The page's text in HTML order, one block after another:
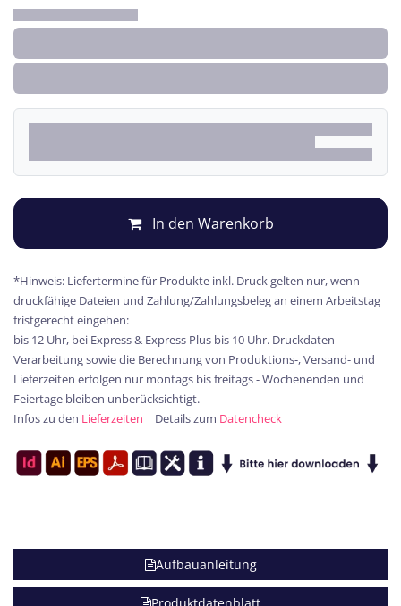
In den Warenkorb
*Hinweis: Liefertermine für Produkte inkl. Druck gelten nur, wenn
druckfähige Dateien und Zahlung/Zahlungsbeleg an einem Arbeitstag
fristgerecht eingehen:
bis 12 Uhr, bei Express & Express Plus bis 10 Uhr. Druckdaten-
Verarbeitung sowie die Berechnung von Produktions-, Versand- und
Lieferzeiten erfolgen nur montags bis freitags - Wochenenden und
Feiertage bleiben unberücksichtigt.
Infos zu den Lieferzeiten | Details zum Datencheck
Aufbauanleitung